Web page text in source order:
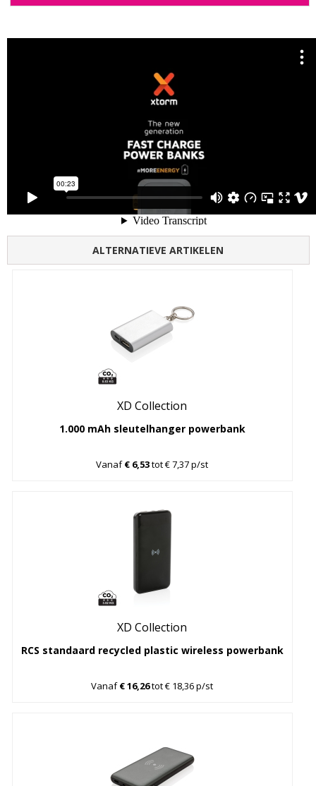
ALTERNATIEVE ARTIKELEN
XD Collection
1.000 mAh sleutelhanger powerbank
Vanaf€ 6,53tot € 7,37 p/st
XD Collection
RCS standaard recycled plastic wireless powerbank
Vanaf€ 16,26tot € 18,36 p/st